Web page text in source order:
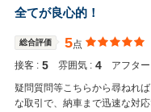
全てが良心的！
総合評価 5点
接客 : 5 雰囲気 : 4 アフタ
疑問質問等こちらから尋ねれ
な取引で、納車まで迅速な対